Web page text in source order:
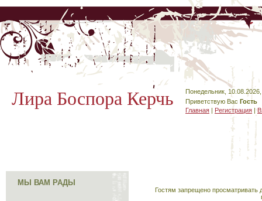
Лира Боспора Керчь
Понедельник,
Приветствую Вас Гость
Главная | Регистрация |
МЫ ВАМ РАДЫ
Гостям запрещено просматривать